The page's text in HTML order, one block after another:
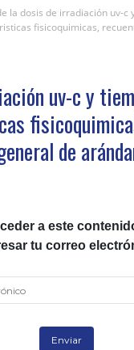
la dosis de irradiación uv-
fisicoquimicas,
uv-c y
de
a este
tu correo